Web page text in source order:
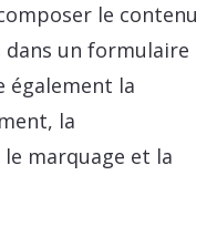
le contenu
un formulaire
également la
la
marquage et la